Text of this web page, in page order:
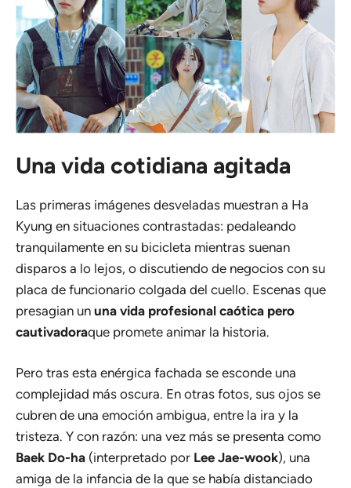
Una vida cotidiana agitada
Las primeras imágenes desveladas muestran a Ha
Kyung en situaciones contrastadas: pedaleando
tranquilamente en su bicicleta mientras suenan
disparos a lo lejos, o discutiendo de negocios con su
placa de funcionario colgada del cuello. Escenas que
presagian un una vida profesional caótica pero
cautivadoraque promete animar la historia.
Pero tras esta enérgica fachada se esconde una
complejidad más oscura. En otras fotos, sus ojos se
cubren de una emoción ambigua, entre la ira y la
tristeza. Y con razón: una vez más se presenta como
Baek Do-ha (interpretado por Lee Jae-wook), una
amiga de la infancia de la que se había distanciado